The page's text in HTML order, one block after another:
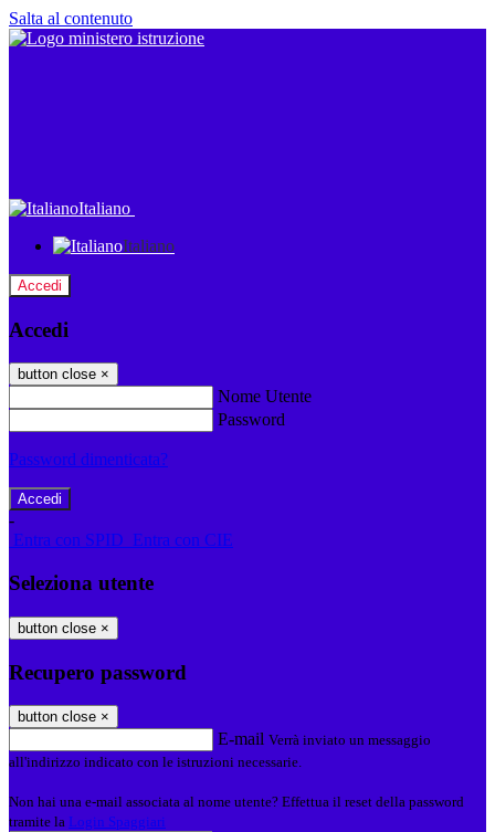
Salta al contenuto
Italiano
Italiano
Accedi
Accedi
button close ×
Nome Utente
Password
Password dimenticata?
-
Entra con SPID Entra con CIE
Seleziona utente
button close ×
Recupero password
button close ×
E-mail Verrà inviato un messaggio
all'indirizzo indicato con le istruzioni necessarie.
Non hai una e-mail associata al nome utente? Effettua il reset della password
tramite la Login Spaggiari